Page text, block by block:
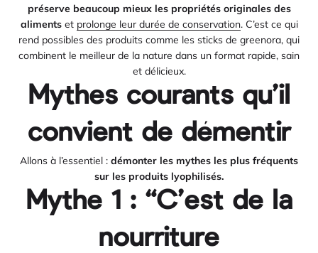
préserve beaucoup mieux les propriétés originales des
alimentset prolonge leur durée de conservation. C’est ce qui
rend possibles des produits comme les sticks de greenora, qui
combinent le meilleur de la nature dans un format rapide, sain
et délicieux.
Mythes courants qu’il
convient de démentir
Allons à l’essentiel : démonter les mythes les plus fréquents
sur les produits lyophilisés.
Mythe 1 : “C’est de la
nourriture